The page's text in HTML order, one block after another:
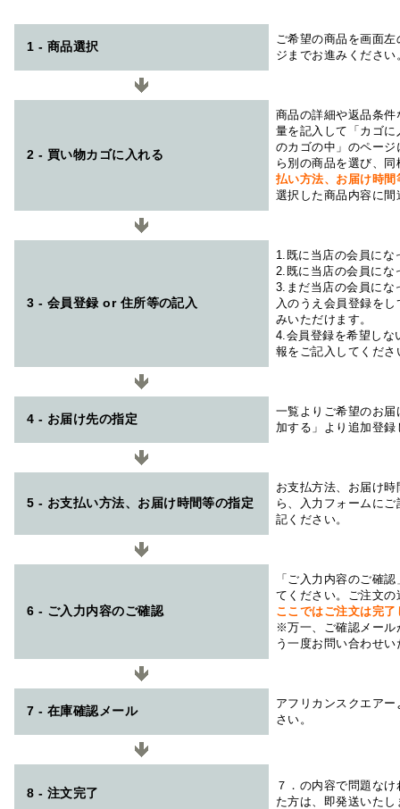
1 - 商品選択
ご希望の商品を画面
ジまでお進みください
2 - 買い物カゴに入れる
商品の詳細や返品条
量を記入して「カゴ
のカゴの中」のペー
ら別の商品を選び、
払い方法、お届け時
選択した商品内容に
3 - 会員登録 or 住所等の記入
1.既に当店の会員にな
2.既に当店の会員にな
3.まだ当店の会員にな
入のうえ会員登録を
みいただけます。
4.会員登録を希望しな
報をご記入してくださ
4 - お届け先の指定
一覧よりご希望のお
加する」より追加登
5 - お支払い方法、お届け時間等の指定
お支払方法、お届け
ら、入力フォームに
記ください。
6 - ご入力内容のご確認
「ご入力内容のご確
てください。ご注文
ここではご注文は完
※万一、ご確認メール
う一度お問い合わせ
7 - 在庫確認メール
アフリカンスクエアー
さい。
8 - 注文完了
７．の内容で問題な
た方は、即発送いたし